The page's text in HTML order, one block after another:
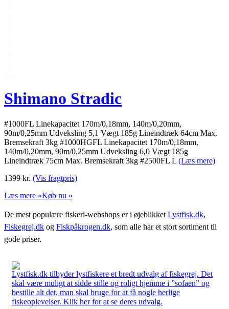
Shimano Stradic
#1000FL Linekapacitet 170m/0,18mm, 140m/0,20mm,
90m/0,25mm Udveksling 5,1 Vægt 185g Lineindtræk 64cm Max.
Bremsekraft 3kg #1000HGFL Linekapacitet 170m/0,18mm,
140m/0,20mm, 90m/0,25mm Udveksling 6,0 Vægt 185g
Lineindtræk 75cm Max. Bremsekraft 3kg #2500FL L (Læs mere)
1399 kr. (Vis fragtpris)
Læs mere »Køb nu »
De mest populære fiskeri-webshops er i øjeblikket Lystfisk.dk,
Fiskegrej.dk og Fiskpåkrogen.dk, som alle har et stort sortiment til
gode priser.
Lystfisk.dk tilbyder lystfiskere et bredt udvalg af fiskegrej. Det
skal være muligt at sidde stille og roligt hjemme i ”sofaen” og
bestille alt det, man skal bruge for at få nogle herlige
fiskeoplevelser. Klik her for at se deres udvalg.